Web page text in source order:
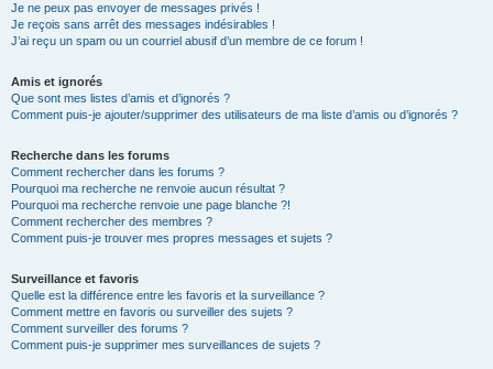
Je ne peux pas envoyer de messages privés !
Je reçois sans arrêt des messages indésirables !
J’ai reçu un spam ou un courriel abusif d’un membre de ce forum !
Amis et ignorés
Que sont mes listes d’amis et d’ignorés ?
Comment puis-je ajouter/supprimer des utilisateurs de ma liste d’amis ou d’ignorés ?
Recherche dans les forums
Comment rechercher dans les forums ?
Pourquoi ma recherche ne renvoie aucun résultat ?
Pourquoi ma recherche renvoie une page blanche ?!
Comment rechercher des membres ?
Comment puis-je trouver mes propres messages et sujets ?
Surveillance et favoris
Quelle est la différence entre les favoris et la surveillance ?
Comment mettre en favoris ou surveiller des sujets ?
Comment surveiller des forums ?
Comment puis-je supprimer mes surveillances de sujets ?